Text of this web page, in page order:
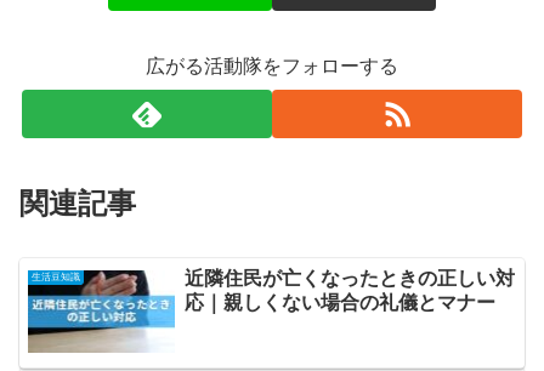
広がる活動隊をフォローする
関連記事
生活豆知識
近隣住民が亡くなったときの正しい対
応｜親しくない場合の礼儀とマナー